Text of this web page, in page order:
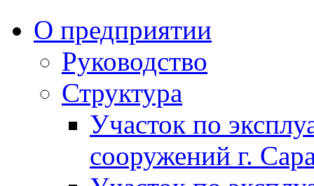
О предприятии
Руководство
Структура
Участок по
сооружений г.